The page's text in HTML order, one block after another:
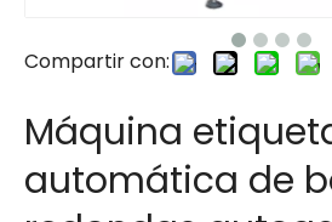
Compartir con:
Máquina
automática de